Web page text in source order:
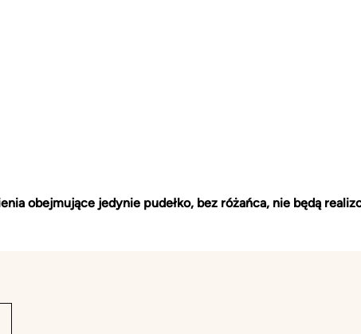
obejmujące jedynie pudełko, bez różańca, nie będą